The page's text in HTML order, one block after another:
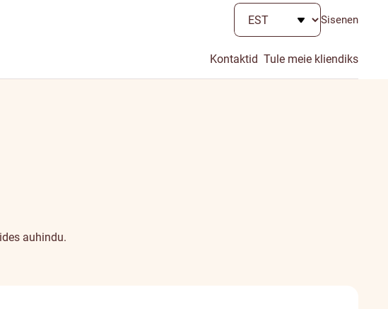
Sisenen
Kontaktid Tule meie kliendiks
auhindu.